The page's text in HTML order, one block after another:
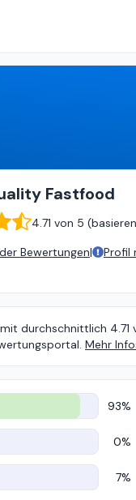
Fastfood
4.71 von 5 (
Bewertungen| Profil
durchschnittlich
Mehr
93%
0%
7%